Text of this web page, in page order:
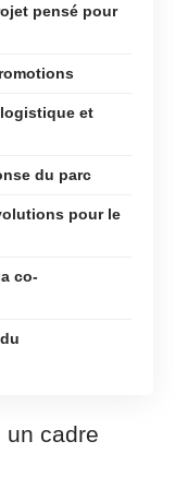
pensé pour
et
du parc
pour le
co-
un cadre